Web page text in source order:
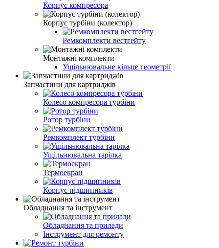
Корпус компресора
Корпус турбіни (колектор)
Ремкомплекти вестгейту
Монтажні комплекти
Ущільнювальне кільце геометрії
Запчастини для картриджів
Колесо компреcора турбіни
Ротор турбіни
Ремкомплект турбіни
Ущільнювальна тарілка
Термоекран
Корпус підшипників
Обладнання та інструмент
Обладнання та прилади
Інструмент для ремонту